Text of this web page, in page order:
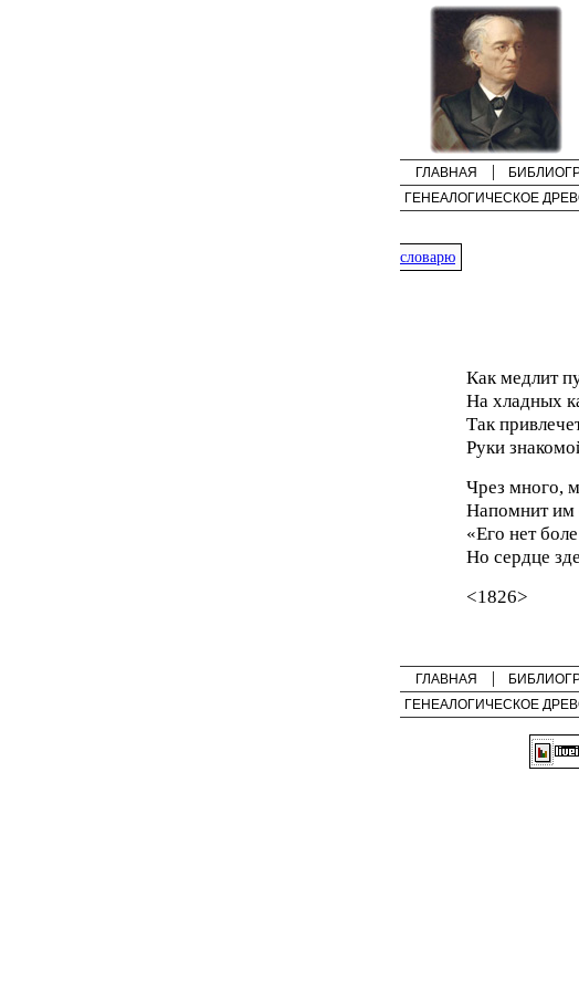
ГЛАВНАЯ
ГЕНЕАЛОГИЧЕСКОЕ
словарю
Как медлит
На хладных
Так
Руки
Чрез много,
Напомнит им
«Его нет
Но сердце
<1826>
ГЛАВНАЯ
ГЕНЕАЛОГИЧЕСКОЕ